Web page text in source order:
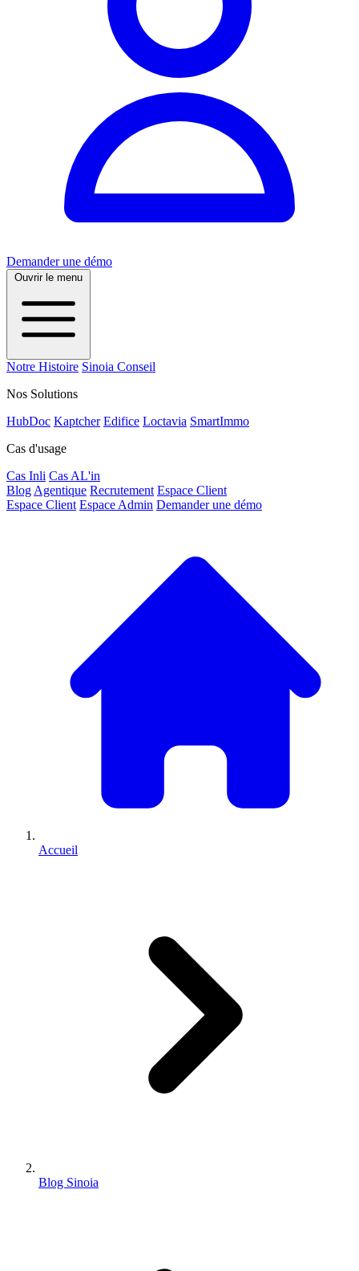
Demander une démo
Ouvrir le menu
Notre Histoire Sinoia Conseil
Nos Solutions
HubDoc Kaptcher Edifice Loctavia SmartImmo
Cas d'usage
Cas Inli Cas AL'in
Blog Agentique Recrutement Espace Client
Espace Client Espace Admin Demander une démo
Accueil
Blog Sinoia